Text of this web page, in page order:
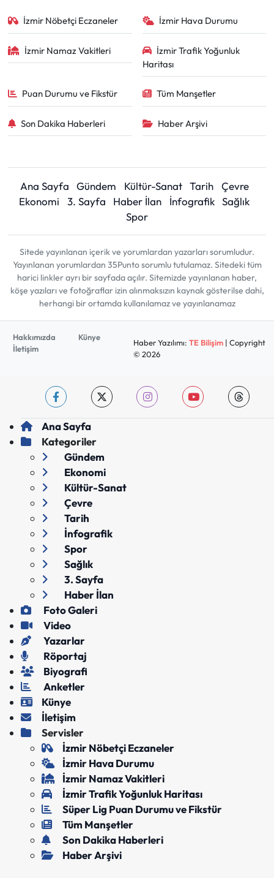
İzmir Nöbetçi Eczaneler İzmir Hava Durumu
İzmir Namaz Vakitleri
İzmir Trafik Yoğunluk
Haritası
Puan Durumu ve Fikstür Tüm Manşetler
Son Dakika Haberleri Haber Arşivi
Ana Sayfa Gündem Kültür-Sanat Tarih
Çevre
Ekonomi
3. Sayfa Haber İlan İnfografik Sağlık
Spor
Sitede yayınlanan içerik ve yorumlardan yazarları sorumludur.
Yayınlanan yorumlardan 35Punto sorumlu tutulamaz. Sitedeki tüm
harici linkler ayrı bir sayfada açılır. Sitemizde yayınlanan haber,
köşe yazıları ve fotoğraflar izin alınmaksızın kaynak gösterilse dahi,
herhangi bir ortamda kullanılamaz ve yayınlanamaz
Hakkımızda
Künye
İletişim
Haber Yazılımı: TE Bilişim| Copyright
© 2026
Ana Sayfa
Kategoriler
Gündem
Ekonomi
Kültür-Sanat
Çevre
Tarih
İnfografik
Spor
Sağlık
3. Sayfa
Haber İlan
Foto Galeri
Video
Yazarlar
Röportaj
Biyografi
Anketler
Künye
İletişim
Servisler
İzmir Nöbetçi Eczaneler
İzmir Hava Durumu
İzmir Namaz Vakitleri
İzmir Trafik Yoğunluk Haritası
Süper Lig Puan Durumu ve Fikstür
Tüm Manşetler
Son Dakika Haberleri
Haber Arşivi